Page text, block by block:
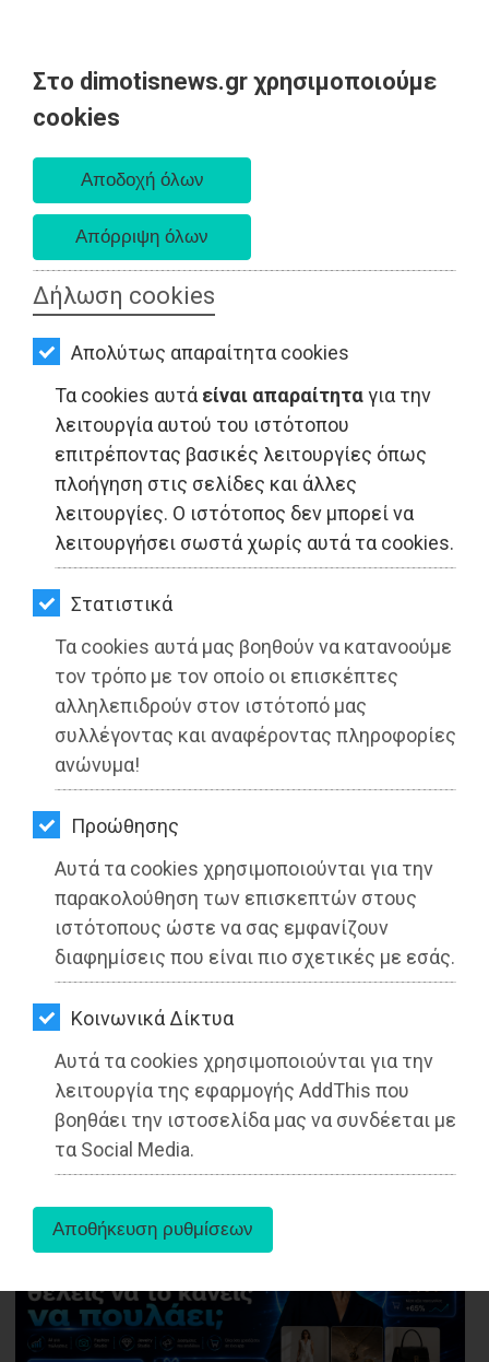
Στο dimotisnews.gr χρησιμοποιούμε
cookies
Δήλωση cookies
Απολύτως απαραίτητα cookies
Τα cookies αυτά είναι απαραίτηταγια την
λειτουργία αυτού του ιστότοπου
επιτρέποντας βασικές λειτουργίες όπως
πλοήγηση στις σελίδες και άλλες
λειτουργίες. Ο ιστότοπος δεν μπορεί να
λειτουργήσει σωστά χωρίς αυτά τα cookies.
Στατιστικά
Τα cookies αυτά μας βοηθούν να κατανοούμε
τον τρόπο με τον οποίο οι επισκέπτες
αλληλεπιδρούν στον ιστότοπό μας
συλλέγοντας και αναφέροντας πληροφορίες
ανώνυμα!
Προώθησης
Αυτά τα cookies χρησιμοποιούνται για την
παρακολούθηση των επισκεπτών στους
ιστότοπους ώστε να σας εμφανίζουν
διαφημίσεις που είναι πιο σχετικές με εσάς.
Kοινωνικά Δίκτυα
Αυτά τα cookies χρησιμοποιούνται για την
λειτουργία της εφαρμογής AddThis που
βοηθάει την ιστοσελίδα μας να συνδέεται με
τα Social Media.
AΡΧΙΚΗ
ΕΙΔΗΣΕΙΣ
ΠΟΛΙΤΙΚΗ
ΤΟΠΙΚΗ
ΑΥΤΟΔΙΟΙΚΗΣΗ
ΟΙΚΟΝΟΜΙΑ
ΑΘΛΗΤΙΣΜΟΣ
ΠΟΛΙΤΙΣΜΟΣ
ΣΠΙΤΙ-
ΚΗΠΟΣ
ΥΓΕΙΑ
LIFESTYLE
ΤΑΞΙΔΙΑ
ΕΞΟΔΟΣ
ΠΕΡΙΒΑΛΛΟΝ
ΚΑΤΟΙΚΙΔΙΟ
ΑΓΓΕΛΙΕΣ
ΕΦΗΜΕΡΙΔΕΣ
OΔΗΓΟΣ
ΑΓΟΡΑΣ
ΨΙΘΥΡΟΙ
ΑΠΟΣΤΟΛΗ
ΑΡΘΡΩΝ
ΤΟΠΙΚΗ ΑΥΤΟΔΙΟΙΚΗΣΗ - Αττική
Περιφέρεια Αττικής: Οι επτά άξονες
του Ολοκληρωμένου Στρατηγικού
Σχεδιασμού για τη βελτίωση της
οδικής ασφάλειας του Κηφισού
Διαβάστηκε 2902 φορές
27-05-2025
Από τo Dimotisnews